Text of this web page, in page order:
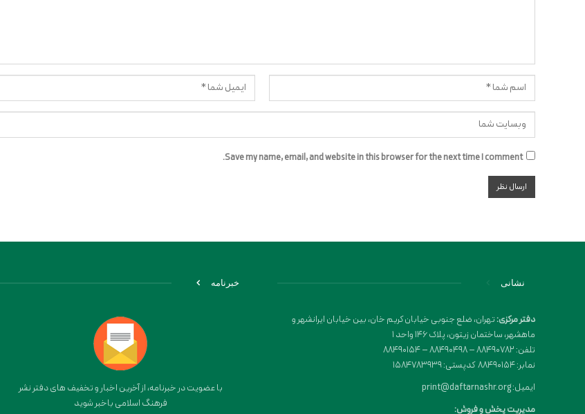
Save my name, email, and website in this browser for the next time I comment.
نشانی
دفتر مرکزی:تهران، ضلع جنوبی خیابان کریم خان، بین خیابان ایرانشهر و
ماهشهر، ساختمان زیتون، پلاک 146 واحد 1
تلفن: 88490782 – 88490498 – 88490154
نمابر: 88490154 کدپستی: 1584783939
ایمیل: print@daftarnashr.org
مدیریت پخش و فروش:
خبرنامه
با عضویت در خبرنامه، از آخرین اخبار و تخفیف های دفتر نشر
فرهنگ اسلامی باخبر شوید